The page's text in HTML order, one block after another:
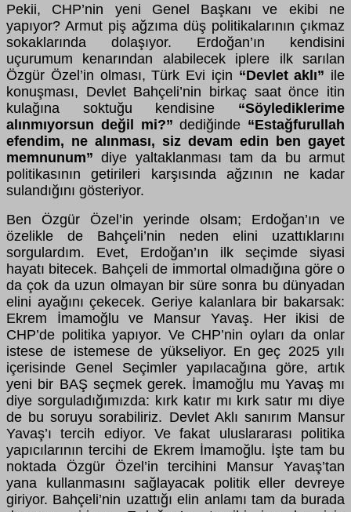
Pekii, CHP’nin yeni Genel Başkanı ve ekibi ne
yapıyor? Armut piş ağzıma düş politikalarının çıkmaz
sokaklarında dolaşıyor. Erdoğan’ın kendisini
uçurumum kenarından alabilecek iplere ilk sarılan
Özgür Özel’in olması, Türk Evi için “Devlet aklı” ile
konuşması, Devlet Bahçeli’nin birkaç saat önce itin
kulağına soktuğu kendisine “Söylediklerime
alınmıyorsun değil mi?” dediğinde “Estağfurullah
efendim, ne alınması, siz devam edin ben gayet
memnunum”diye yaltaklanması tam da bu armut
politikasının getirileri karşısında ağzının ne kadar
sulandığını gösteriyor.
Ben Özgür Özel’in yerinde olsam; Erdoğan’ın ve
özelikle de Bahçeli’nin neden elini uzattıklarını
sorgulardım. Evet, Erdoğan’ın ilk seçimde siyasi
hayatı bitecek. Bahçeli de immortal olmadığına göre o
da çok da uzun olmayan bir süre sonra bu dünyadan
elini ayağını çekecek. Geriye kalanlara bir bakarsak:
Ekrem İmamoğlu ve Mansur Yavaş. Her ikisi de
CHP’de politika yapıyor. Ve CHP’nin oyları da onlar
istese de istemese de yükseliyor. En geç 2025 yılı
içerisinde Genel Seçimler yapılacağına göre, artık
yeni bir BAŞ seçmek gerek. İmamoğlu mu Yavaş mı
diye sorguladığımızda: kırk katır mı kırk satır mı diye
de bu soruyu sorabiliriz. Devlet Aklı sanırım Mansur
Yavaş’ı tercih ediyor. Ve fakat uluslararası politika
yapıcılarının tercihi de Ekrem İmamoğlu. İşte tam bu
noktada Özgür Özel’in tercihini Mansur Yavaş’tan
yana kullanmasını sağlayacak politik eller devreye
giriyor. Bahçeli’nin uzattığı elin anlamı tam da burada